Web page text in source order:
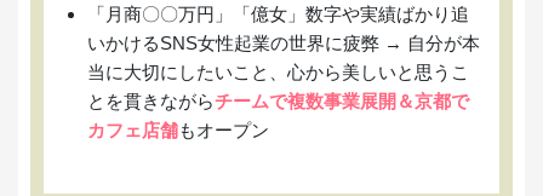
「月商〇〇万円」「億女」数字や実績ばかり追
いかけるSNS女性起業の世界に疲弊 → 自分が本
当に大切にしたいこと、心から美しいと思うこ
とを貫きながらチームで複数事業展開＆京都で
カフェ店舗もオープン